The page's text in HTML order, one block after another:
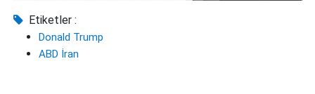
Etiketler :
Donald Trump
ABD İran